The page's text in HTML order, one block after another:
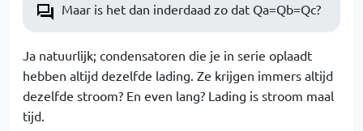
Maar is het dan inderdaad zo dat Qa=Qb=Qc?
Ja natuurlijk; condensatoren die je in serie oplaadt
hebben altijd dezelfde lading. Ze krijgen immers altijd
dezelfde stroom? En even lang? Lading is stroom maal
tijd.